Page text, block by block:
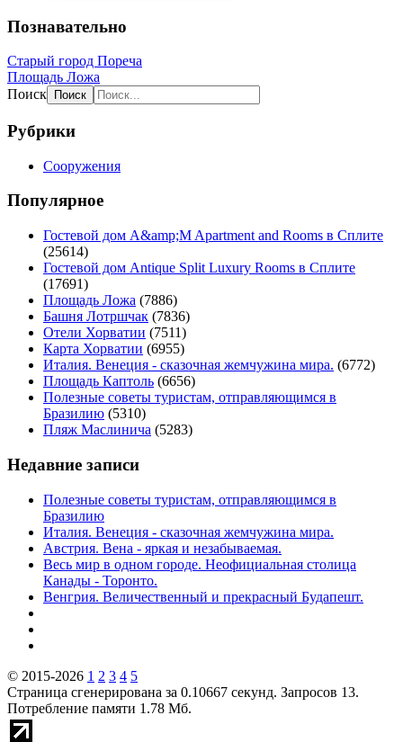
Познавательно
Старый город Пореча
Площадь Ложа
Поиск
Рубрики
Сооружения
Популярное
Гостевой дом A&amp;M Apartment and Rooms в Сплите
(25614)
Гостевой дом Antique Split Luxury Rooms в Сплите
(17691)
Площадь Ложа (7886)
Башня Лотршчак (7836)
Отели Хорватии (7511)
Карта Хорватии (6955)
Италия. Венеция - сказочная жемчужина мира. (6772)
Площадь Каптоль (6656)
Полезные советы туристам, отправляющимся в
Бразилию (5310)
Пляж Маслинича (5283)
Недавние записи
Полезные советы туристам, отправляющимся в
Бразилию
Италия. Венеция - сказочная жемчужина мира.
Австрия. Вена - яркая и незабываемая.
Весь мир в одном городе. Неофициальная столица
Канады - Торонто.
Венгрия. Величественный и прекрасный Будапешт.
© 2015-2026 1 2 3 4 5
Страница сгенерирована за 0.10667 секунд. Запросов 13.
Потребление памяти 1.78 Мб.